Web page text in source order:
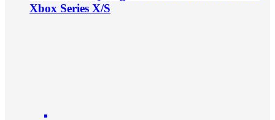
Xbox Series X/S